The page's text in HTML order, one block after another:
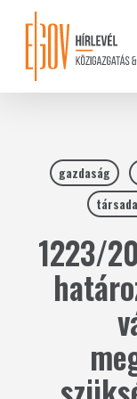
content
gazdaság
1223/